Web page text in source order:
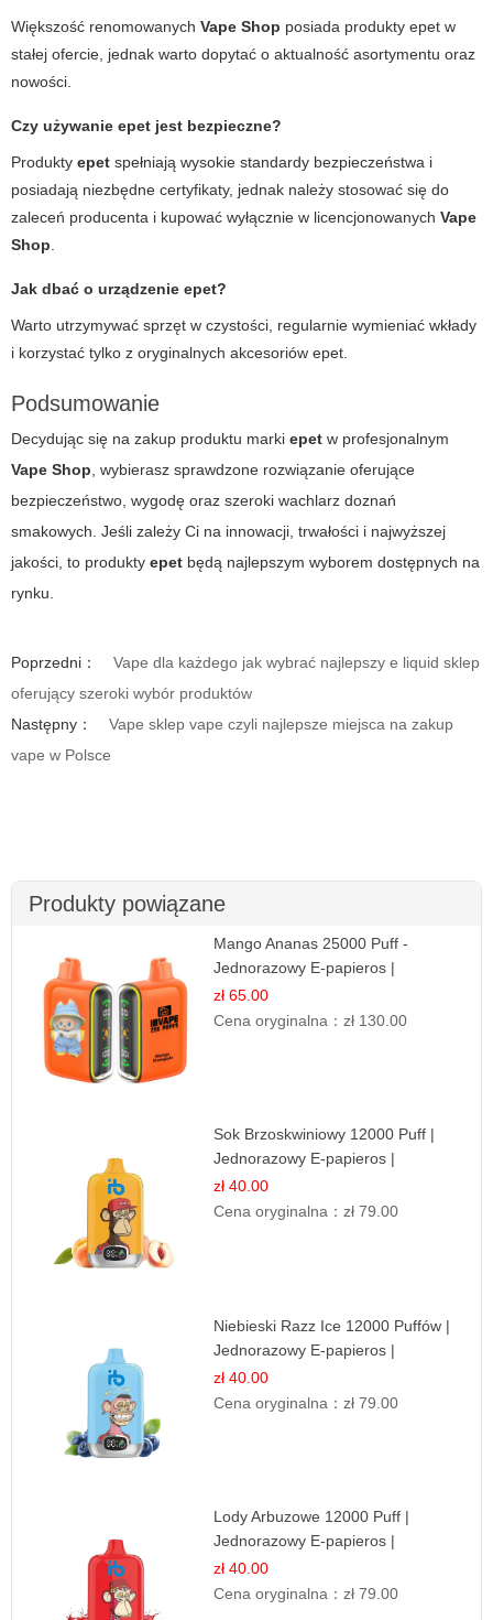
Większość renomowanych Vape Shop posiada produkty epet w
stałej ofercie, jednak warto dopytać o aktualność asortymentu oraz
nowości.
Czy używanie epet jest bezpieczne?
Produkty epet spełniają wysokie standardy bezpieczeństwa i
posiadają niezbędne certyfikaty, jednak należy stosować się do
zaleceń producenta i kupować wyłącznie w licencjonowanych Vape
Shop
Jak dbać o urządzenie epet?
Warto utrzymywać sprzęt w czystości, regularnie wymieniać wkłady
i korzystać tylko z oryginalnych akcesoriów epet
Podsumowanie
Decydując się na zakup produktu marki epet w profesjonalnym
Vape Shop , wybierasz sprawdzone rozwiązanie oferujące
bezpieczeństwo, wygodę oraz szeroki wachlarz doznań
smakowych. Jeśli zależy Ci na innowacji, trwałości i najwyższej
jakości, to produkty epet będą najlepszym wyborem dostępnych na
rynku.
Poprzedni：
Vape dla każdego jak wybrać najlepszy e liquid sklep
oferujący szeroki wybór produktów
Następny：
Vape sklep vape czyli najlepsze miejsca na zakup
vape w Polsce
Produkty powiązane
Mango Ananas 25000 Puff -
Jednorazowy E-papieros |
Egzotyczny Smak
zł 65.00
Cena oryginalna：zł 130.00
Sok Brzoskwiniowy 12000 Puff |
Jednorazowy E-papieros |
Owocowy Smak
zł 40.00
Cena oryginalna：zł 79.00
Niebieski Razz Ice 12000 Puffów |
Jednorazowy E-papieros |
Jagodowy Chłód
zł 40.00
Cena oryginalna：zł 79.00
Lody Arbuzowe 12000 Puff |
Jednorazowy E-papieros |
Deserowy Smak
zł 40.00
Cena oryginalna：zł 79.00